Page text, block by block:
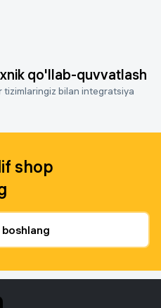
qo'llab-quvvatlash
bilan integratsiya
shop